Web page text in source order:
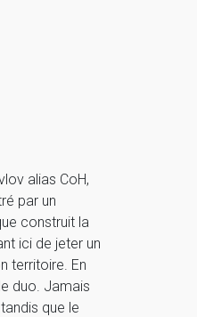
alias CoH,
par un
construit la
ici de jeter un
territoire. En
duo. Jamais
que le